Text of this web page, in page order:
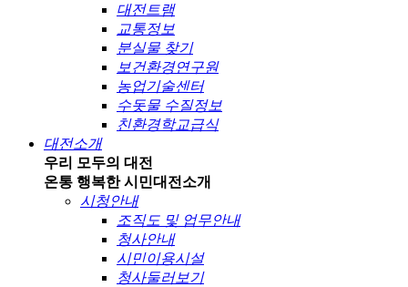
대전트램
교통정보
분실물 찾기
보건환경연구원
농업기술센터
수돗물 수질정보
친환경학교급식
대전소개
우리 모두의 대전
온통 행복한 시민대전소개
시청안내
조직도 및 업무안내
청사안내
시민이용시설
청사둘러보기